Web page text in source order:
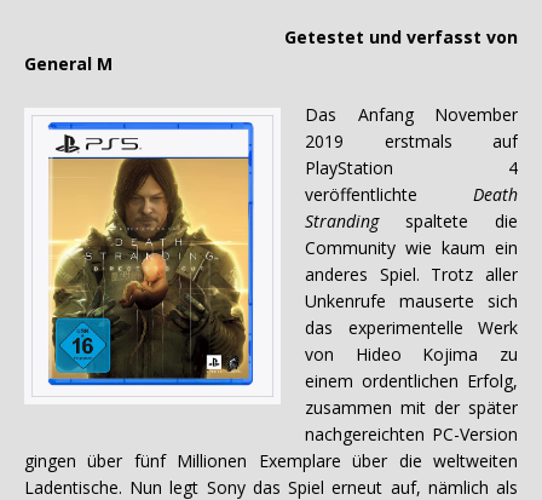
Getestet und verfasst von
General M
Das Anfang November
2019 erstmals auf
PlayStation 4
veröffentlichte Death
Strandingspaltete die
Community wie kaum ein
anderes Spiel. Trotz aller
Unkenrufe mauserte sich
das experimentelle Werk
von Hideo Kojima zu
einem ordentlichen Erfolg,
zusammen mit der später
nachgereichten PC-Version
gingen über fünf Millionen Exemplare über die weltweiten
Ladentische. Nun legt Sony das Spiel erneut auf, nämlich als